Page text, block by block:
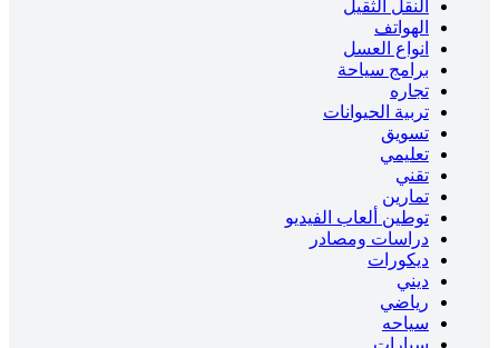
النقل الثقيل
الهواتف
انواع العسل
برامج سياحة
تجاره
تربية الحيوانات
تسويق
تعليمي
تقني
تمارين
توطين ألعاب الفيديو
دراسات ومصادر
ديكورات
ديني
رياضي
سياحه
سيارات